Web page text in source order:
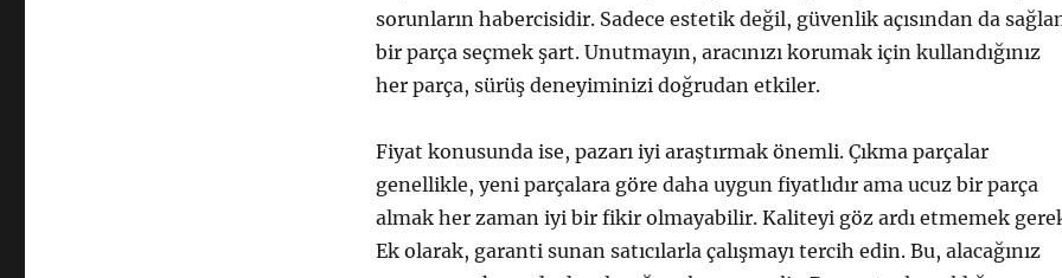
sorunların habercisidir. Sadece estetik değil, güvenlik açısından da
bir parça seçmek şart. Unutmayın, aracınızı korumak için kullandığınız
her parça, sürüş deneyiminizi doğrudan etkiler.
Fiyat konusunda ise, pazarı iyi araştırmak önemli. Çıkma parçalar
genellikle, yeni parçalara göre daha uygun fiyatlıdır ama ucuz bir parça
almak her zaman iyi bir fikir olmayabilir. Kaliteyi göz ardı etmemek
Ek olarak, garanti sunan satıcılarla çalışmayı tercih edin. Bu, alacağınız